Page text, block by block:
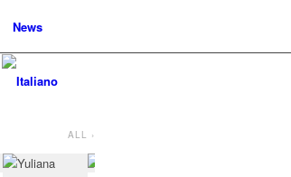
News
ALL ›